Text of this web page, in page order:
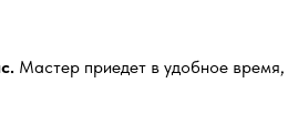
Мастер приедет в удобное